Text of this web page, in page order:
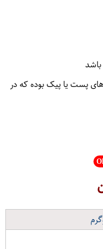
های پست یا پیک بوده که در